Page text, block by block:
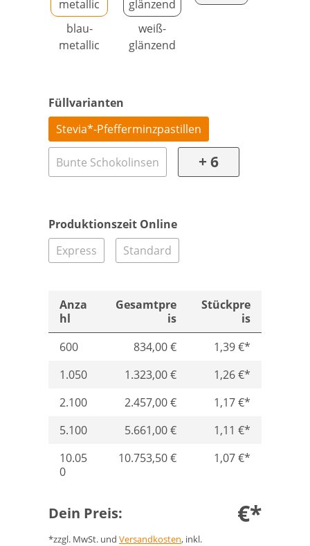
blau-
metallic
weiß-
glänzend
Füllvarianten
Stevia*-Pfefferminzpastillen
Bunte Schokolinsen + 6
Produktionszeit Online
Express
Standard
Anza
hl
Gesamtpre
is
Stückpre
is
600
834,00 €
1,39 €*
1.050
1.323,00 €
1,26 €*
2.100
2.457,00 €
1,17 €*
5.100
5.661,00 €
1,11 €*
10.05
0
10.753,50 € 1,07 €*
Dein Preis: €*
*zzgl. MwSt. und Versandkosten, inkl.